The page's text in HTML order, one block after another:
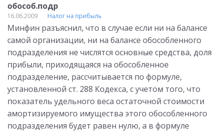
обособ.подр
16.06.2009 Налог на прибыль
Минфин разъяснил, что в случае если ни на балансе
самой организации, ни на балансе обособленного
подразделения не числятся основные средства, доля
прибыли, приходящаяся на обособленное
подразделение, рассчитывается по формуле,
установленной ст. 288 Кодекса, с учетом того, что
показатель удельного веса остаточной стоимости
амортизируемого имущества этого обособленного
подразделения будет равен нулю, а в формуле